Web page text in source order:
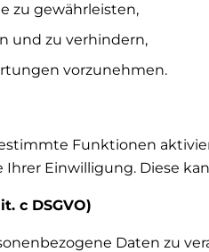
zu gewährleisten,
und zu verhindern,
vorzunehmen.
Funktionen
Einwilligung. Diese
c DSGVO)
Daten zu